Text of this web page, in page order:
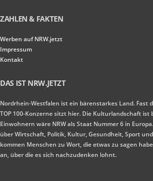
ZAHLEN & FAKTEN
Werben auf NRW.jetzt
Impressum
Kontakt
DAS IST NRW.JETZT
Nordrhein-Westfalen ist ein bärenstarkes Land. Fast
TOP 100-Konzerne sitzt hier. Die Kulturlandschaft ist
Einwohnern wäre NRW als Staat Nummer 6 in
über Wirtschaft, Politik, Kultur, Gesundheit, Sport
kommen Menschen zu Wort, die etwas zu sagen
an, über die es sich nachzudenken lohnt.